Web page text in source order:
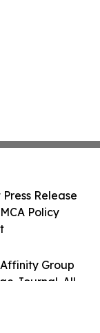
Group
Journal. All
Release
Policy